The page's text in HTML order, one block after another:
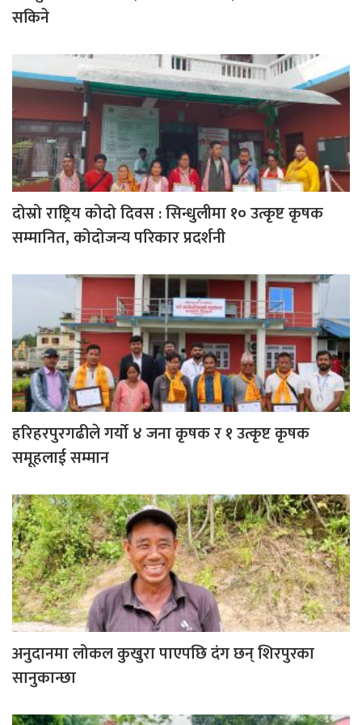
सकिने
दोस्रो राष्ट्रिय कोदो दिवस : सिन्धुलीमा १० उत्कृष्ट कृषक
सम्मानित, कोदोजन्य परिकार प्रदर्शनी
हरिहरपुरगढीले गर्याे ४ जना कृषक र १ उत्कृष्ट कृषक
समूहलाई सम्मान
अनुदानमा लोकल कुखुरा पाएपछि दंग छन् शिरपुरका
सानुकान्छा